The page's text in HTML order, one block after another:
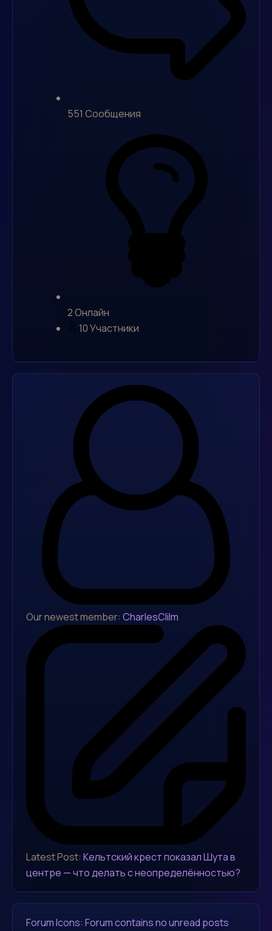
551 Сообщения
2Онлайн
10Участники
Our newest member: CharlesClilm
Latest Post: Кельтский крест показал Шута в
центре — что делать с неопределённостью?
Forum Icons: Forum contains no unread posts